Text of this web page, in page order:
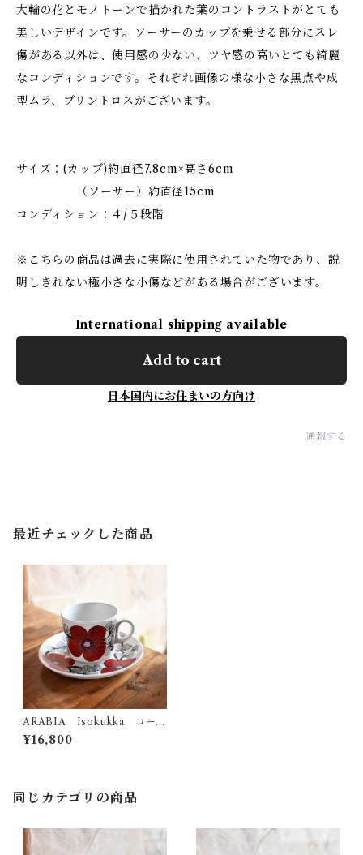
大輪の花とモノトーンで描かれた葉のコントラストがとても
美しいデザインです。ソーサーのカップを乗せる部分にスレ
傷がある以外は、使用感の少ない、ツヤ感の高いとても綺麗
なコンディションです。それぞれ画像の様な小さな黒点や成
型ムラ、プリントロスがございます。
サイズ：(カップ)約直径7.8cm×高さ6cm
（ソーサー）約直径15cm
コンディション：４/５段階
※こちらの商品は過去に実際に使用されていた物であり、説
明しきれない極小さな小傷などがある場合がございます。
International shipping available
Add to cart
日本国内にお住まいの方向け
通報する
最近チェックした商品
ARABIA Isokukka コーヒ
ーカップ&ソーサー
¥16,800
同じカテゴリの商品